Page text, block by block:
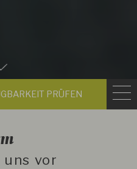
Zum
Hauptinhalt
scrollen
vor